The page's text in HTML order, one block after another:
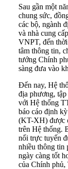
Sau gần một
chung sức,
các bộ, ngành
và nhà cung
VNPT, đến
tâm thông tin,
tướng Chính
sàng đưa vào
Đến nay, Hệ
địa phương,
với Hệ thống
báo cáo định
(KT-XH) được
trên Hệ thống.
nối trực tuyến
nhiều thông tin
ngày càng tốt
của Chính